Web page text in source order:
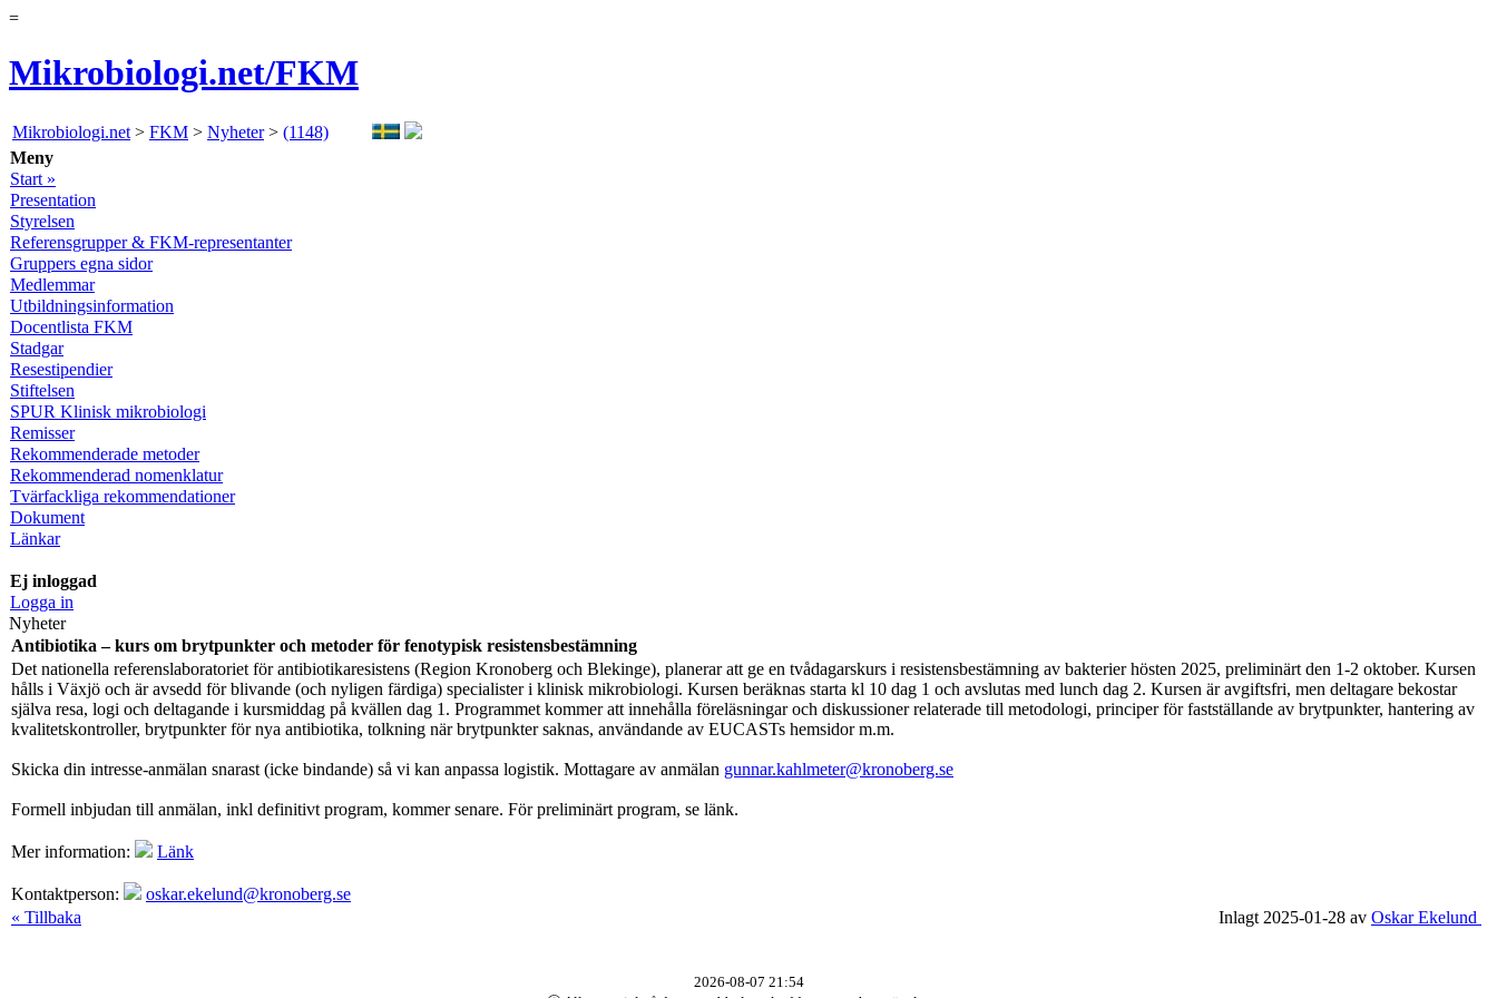
=
Mikrobiologi.net/FKM
Mikrobiologi.net > FKM > Nyheter> (1148)
Meny
Start »
Presentation
Styrelsen
Referensgrupper & FKM-representanter
Gruppers egna sidor
Medlemmar
Utbildningsinformation
Docentlista FKM
Stadgar
Resestipendier
Stiftelsen
SPUR Klinisk mikrobiologi
Remisser
Rekommenderade metoder
Rekommenderad nomenklatur
Tvärfackliga rekommendationer
Dokument
Länkar
Ej inloggad
Logga in
Nyheter
Antibiotika – kurs om brytpunkter och metoder för fenotypisk resistensbestämning
Det nationella referenslaboratoriet för antibiotikaresistens (Region Kronoberg och Blekinge), planerar att ge en tvådagarskurs i resistensbestämning av bakterier hösten 2025, preliminärt den 1-2 oktober. Kursen
hålls i Växjö och är avsedd för blivande (och nyligen färdiga) specialister i klinisk mikrobiologi. Kursen beräknas starta kl 10 dag 1 och avslutas med lunch dag 2. Kursen är avgiftsfri, men deltagare bekostar
själva resa, logi och deltagande i kursmiddag på kvällen dag 1. Programmet kommer att innehålla föreläsningar och diskussioner relaterade till metodologi, principer för fastställande av brytpunkter, hantering av
kvalitetskontroller, brytpunkter för nya antibiotika, tolkning när brytpunkter saknas, användande av EUCASTs hemsidor m.m.
Skicka din intresse-anmälan snarast (icke bindande) så vi kan anpassa logistik. Mottagare av anmälan gunnar.kahlmeter@kronoberg.se
Formell inbjudan till anmälan, inkl definitivt program, kommer senare. För preliminärt program, se länk.
Mer information: Länk
Kontaktperson:
oskar.ekelund@kronoberg.se
« Tillbaka
Inlagt 2025-01-28 av Oskar Ekelund
2026-08-07 21:54